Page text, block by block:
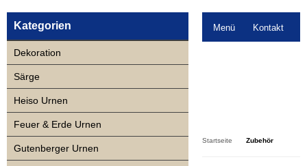
Menü Kontakt
Startseite Zubehör
Kategorien
Dekoration
Särge
Heiso Urnen
Feuer & Erde Urnen
Gutenberger Urnen